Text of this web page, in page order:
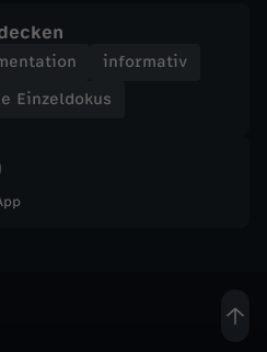
informativ
Einzeldokus